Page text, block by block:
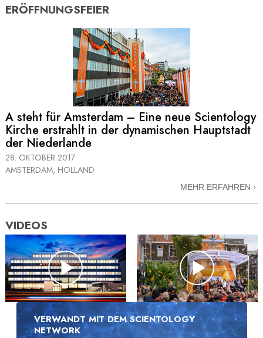
ERÖFFNUNGSFEIER
A steht für Amsterdam – Eine neue Scientology
Kirche erstrahlt in der dynamischen Hauptstadt
der Niederlande
28. OKTOBER 2017
AMSTERDAM, HOLLAND
MEHR ERFAHREN
VIDEOS
VERWANDT MIT DEM SCIENTOLOGY
NETWORK